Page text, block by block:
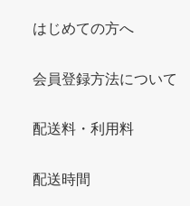
はじめての方へ
会員登録方法について
配送料・利用料
配送時間